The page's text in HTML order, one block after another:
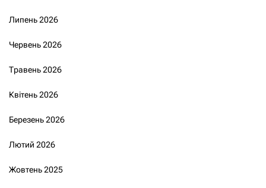
Липень 2026
Червень 2026
Травень 2026
Квітень 2026
Березень 2026
Лютий 2026
Жовтень 2025